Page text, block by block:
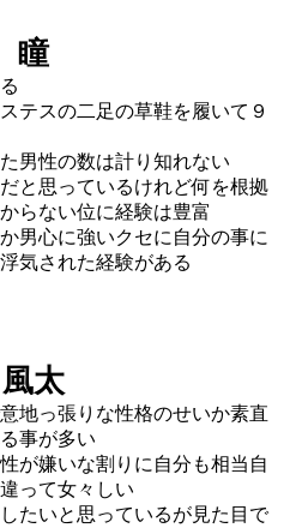
瞳
テスの二足の草鞋を履いて９
男性の数は計り知れない
と思っているけれど何を根拠
らない位に経験は豊富
男心に強いクセに自分の事に
気された経験がある
風太
地っ張りな性格のせいか素直
事が多い
が嫌いな割りに自分も相当自
って女々しい
たいと思っているが見た目で